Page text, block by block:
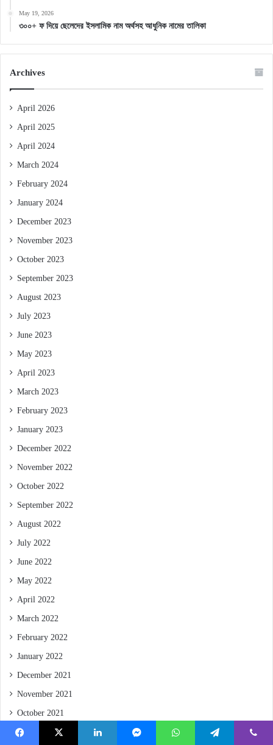
May 19, 2026
৩০০+ ফ দিয়ে ছেলেদের ইসলামিক নাম অর্থসহ আধুনিক নামের তালিকা
Archives
April 2026
April 2025
April 2024
March 2024
February 2024
January 2024
December 2023
November 2023
October 2023
September 2023
August 2023
July 2023
June 2023
May 2023
April 2023
March 2023
February 2023
January 2023
December 2022
November 2022
October 2022
September 2022
August 2022
July 2022
June 2022
May 2022
April 2022
March 2022
February 2022
January 2022
December 2021
November 2021
October 2021
September 2021